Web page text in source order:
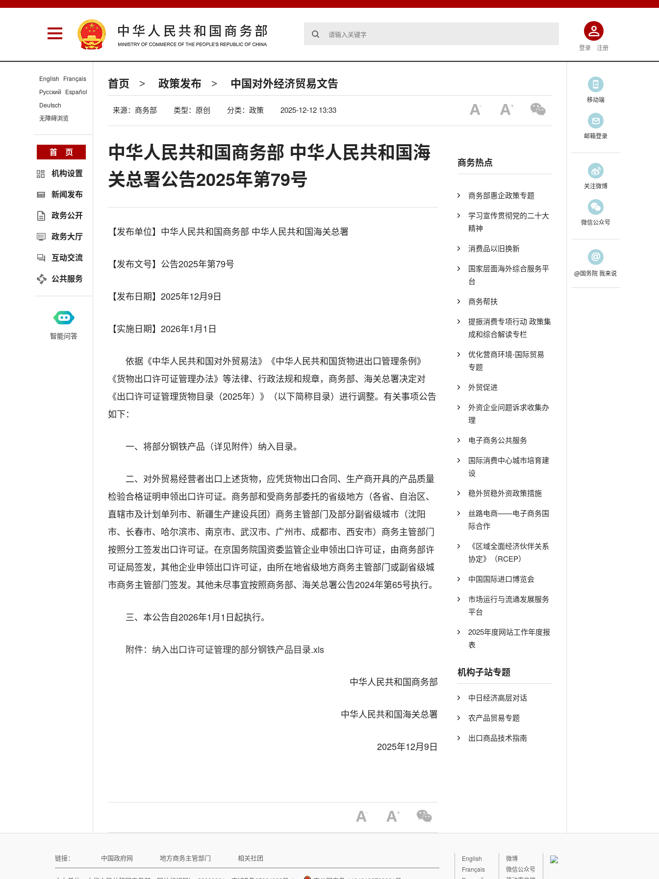
登录 注册
首页 > 政策发布 > 中国对外经济贸易文告
来源：商务部 类型：原创 分类：政策 2025-12-12 13:33
中华人民共和国商务部 中华人民共和国海
关总署公告2025年第79号
【发布单位】 中华人民共和国商务部 中华人民共和国海关总署
【发布文号】公告2025年第79号
【发布日期】 2025年12月9日
【实施日期】 2026年1月1日
依据《中华人民共和国对外贸易法》《中华人民共和国货物进出口管理条例》
《货物出口许可证管理办法》等法律、行政法规和规章，商务部、海关总署决定对
《出口许可证管理货物目录（2025年）》（以下简称目录）进行调整。有关事项公告
如下：
一、将部分钢铁产品（详见附件）纳入目录。
二、对外贸易经营者出口上述货物，应凭货物出口合同、生产商开具的产品质量
检验合格证明申领出口许可证。商务部和受商务部委托的省级地方（各省、自治区、
直辖市及计划单列市、新疆生产建设兵团）商务主管部门及部分副省级城市（沈阳
市、长春市、哈尔滨市、南京市、武汉市、广州市、成都市、西安市）商务主管部门
按照分工签发出口许可证。在京国务院国资委监管企业申领出口许可证，由商务部许
可证局签发，其他企业申领出口许可证，由所在地省级地方商务主管部门或副省级城
市商务主管部门签发。其他未尽事宜按照商务部、海关总署公告2024年第65号执行。
三、本公告自2026年1月1日起执行。
附件：纳入出口许可证管理的部分钢铁产品目录.xls
中华人民共和国商务部
中华人民共和国海关总署
2025年12月9日
商务热点
商务部惠企政策专题
学习宣传贯彻党的二十大
精神
消费品以旧换新
国家层面海外综合服务平
台
商务帮扶
提振消费专项行动 政策集
成和综合解读专栏
优化营商环境-国际贸易
专题
外贸促进
外资企业问题诉求收集办
理
电子商务公共服务
国际消费中心城市培育建
设
稳外贸稳外资政策措施
丝路电商——电子商务国
际合作
《区域全面经济伙伴关系
协定》（RCEP）
中国国际进口博览会
市场运行与流通发展服务
平台
2025年度网站工作年度报
表
机构子站专题
中日经济高层对话
农产品贸易专题
出口商品技术指南
English Français
Русский Español
Deutsch
无障碍浏览
首 页
机构设置
新闻发布
政务公开
政务大厅
互动交流
公共服务
智能问答
移动端
邮箱登录
关注微博
微信公众号
@国务院 我来说
链接： 中国政府网 地方商务主管部门 相关社团
English
Français
微博
微信公众号